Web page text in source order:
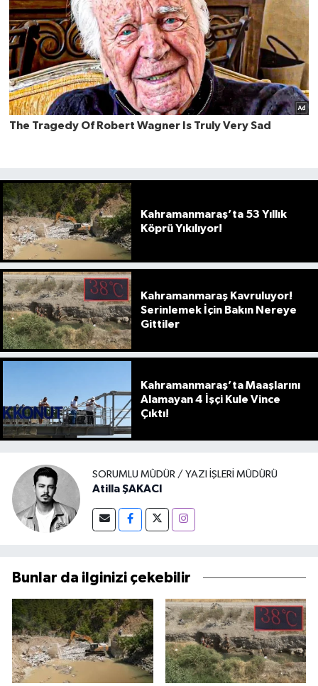
Kahramanmaraş’ta 53 Yıllık
Köprü Yıkılıyor!
Kahramanmaraş Kavruluyor!
Serinlemek İçin Bakın Nereye
Gittiler
Kahramanmaraş’ta Maaşlarını
Alamayan 4 İşçi Kule Vince
Çıktı!
SORUMLU MÜDÜR / YAZI İŞLERI MÜDÜRÜ
Atilla ŞAKACI
Bunlar da ilginizi çekebilir